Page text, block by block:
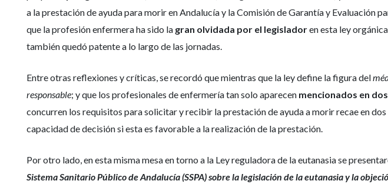
a la prestación de ayuda para morir en Andalucía y la Comisión de Garantía y Evaluación
que la profesión enfermera ha sido la gran olvidada por el legisladoren esta ley
también quedó patente a lo largo de las jornadas.
Entre otras reflexiones y críticas, se recordó que mientras que la ley define la figura del
responsable; y que los profesionales de enfermería tan solo aparecen mencionados en
concurren los requisitos para solicitar y recibir la prestación de ayuda a morir recae en
capacidad de decisión si esta es favorable a la realización de la prestación.
Por otro lado, en esta misma mesa en torno a la Ley reguladora de la eutanasia se
Sistema Sanitario Público de Andalucía (SSPA) sobre la legislación de la eutanasia y la